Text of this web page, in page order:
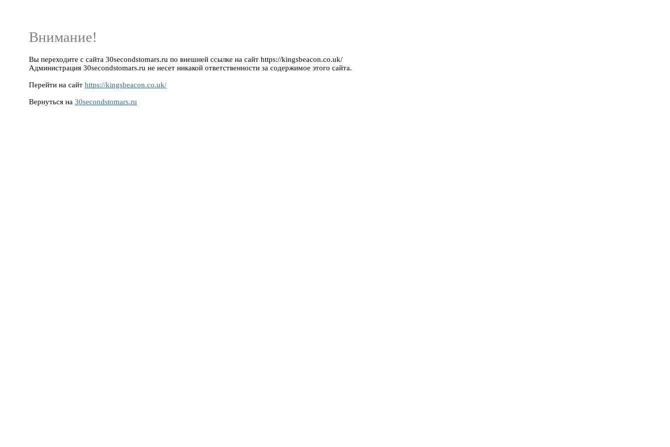
Внимание!
Вы переходите с сайта 30secondstomars.ru по внешней ссылке на сайт https://kingsbeacon.co.uk/
Администрация 30secondstomars.ru не несет никакой ответственности за содержимое этого сайта.
Перейти на сайт https://kingsbeacon.co.uk/
Вернуться на 30secondstomars.ru